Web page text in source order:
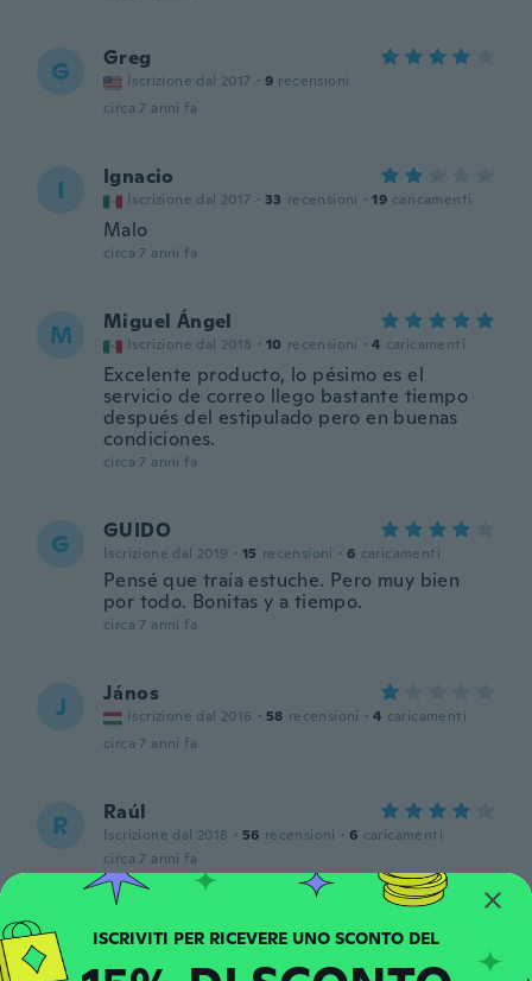
G Greg
Iscrizione dal 2017 · 9 recensioni
circa 7 anni fa
I Ignacio
Iscrizione dal 2017 · 33 recensioni · 19 caricamenti
Malo
circa 7 anni fa
M Miguel Ángel
Iscrizione dal 2018 · 10 recensioni · 4 caricamenti
Excelente producto, lo pésimo es el
servicio de correo llego bastante tiempo
después del estipulado pero en buenas
condiciones.
circa 7 anni fa
G GUIDO
Iscrizione dal 2019 · 15 recensioni · 6 caricamenti
Pensé que traía estuche. Pero muy bien
por todo. Bonitas y a tiempo.
circa 7 anni fa
J János
Iscrizione dal 2016 · 58 recensioni · 4 caricamenti
circa 7 anni fa
R Raúl
Iscrizione dal 2018 · 56 recensioni · 6 caricamenti
circa 7 anni fa
A Alex
Iscrizione dal 2017 · 12 recensioni